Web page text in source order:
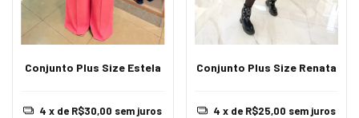
Conjunto Plus Size Estela
4 x de R$30,00 sem juros
Conjunto Plus Size Renata
4 x de R$25,00 sem juros